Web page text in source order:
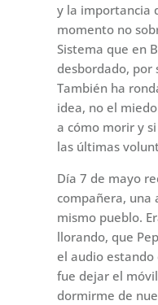
y la importancia
momento no
Sistema que en
desbordado, por
También ha
idea, no el
a cómo morir y
las últimas
Día 7 de mayo
compañera, una
mismo pueblo.
llorando, que
el audio estando
fue dejar el
dormirme de